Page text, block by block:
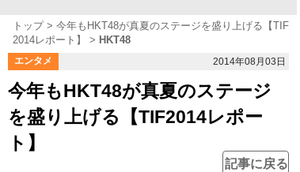
トップ
今年もHKT48が真夏のステージを盛り上げる【TIF
2014レポート】
HKT48
エンタメ 2014年08月03日
今年もHKT48が真夏のステージ
を盛り上げる【TIF2014レポー
ト】
記事に戻る